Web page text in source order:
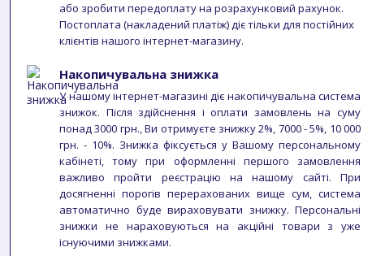
або зробити передоплату на розрахунковий рахунок.
Постоплата (накладений платіж) діє тільки для постійних
клієнтів нашого інтернет-магазину.
Накопичувальна знижка
У нашому інтернет-магазині діє накопичувальна система
знижок. Після здійснення і оплати замовлень на суму
понад 3000 грн., Ви отримуєте знижку 2%, 7000 - 5%, 10 000
грн. - 10%. Знижка фіксується у Вашому персональному
кабінеті, тому при оформленні першого замовлення
важливо пройти реєстрацію на нашому сайті. При
досягненні порогів перерахованих вище сум, система
автоматично буде вираховувати знижку. Персональні
знижки не нараховуються на акційні товари з уже
існуючими знижками.